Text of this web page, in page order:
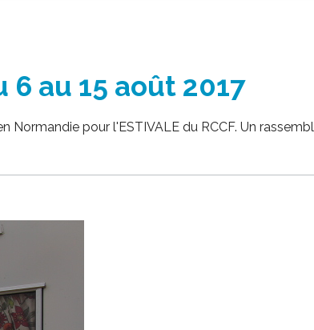
6 au 15 août 2017
Normandie pour l'ESTIVALE du RCCF. Un